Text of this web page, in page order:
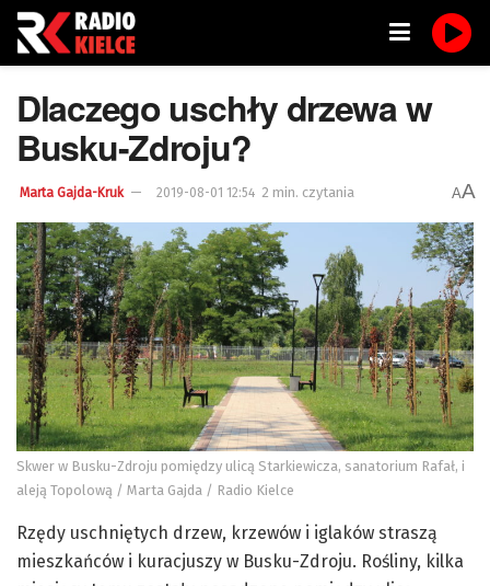
Dlaczego uschły drzewa w
Busku-Zdroju?
Marta Gajda-Kruk 2019-08-01 12:54 2 min. czytania AA
Skwer w Busku-Zdroju pomiędzy ulicą Starkiewicza, sanatorium Rafał, i
aleją Topolową / Marta Gajda / Radio Kielce
Rzędy uschniętych drzew, krzewów i iglaków straszą
mieszkańców i kuracjuszy w Busku-Zdroju. Rośliny, kilka